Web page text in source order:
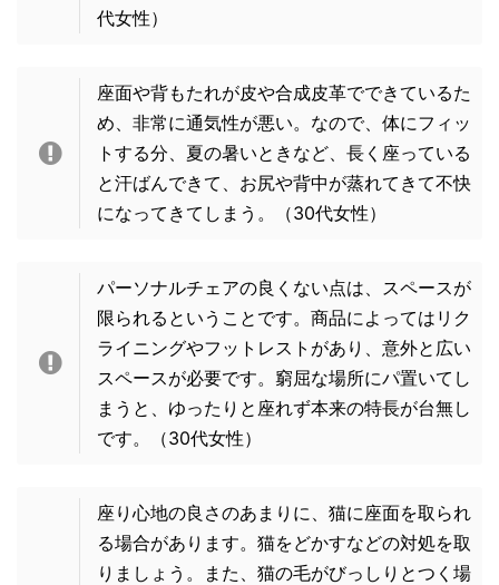
代女性）
座面や背もたれが皮や合成皮革でできているた
め、非常に通気性が悪い。なので、体にフィッ
トする分、夏の暑いときなど、長く座っている
と汗ばんできて、お尻や背中が蒸れてきて不快
になってきてしまう。
（30代女性）
パーソナルチェアの良くない点は、スペースが
限られるということです。商品によってはリク
ライニングやフットレストがあり、意外と広い
スペースが必要です。窮屈な場所にパ置いてし
まうと、ゆったりと座れず本来の特長が台無し
です。（30代女性）
座り心地の良さのあまりに、猫に座面を取られ
る場合があります。猫をどかすなどの対処を取
りましょう。また、猫の毛がびっしりとつく場